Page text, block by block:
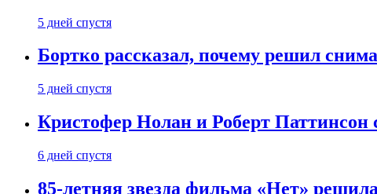
5 дней спустя
Бортко рассказал, почему решил
5 дней спустя
Кристофер Нолан и Роберт Паттинсон
6 дней спустя
85-летняя звезда фильма «Нет»